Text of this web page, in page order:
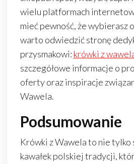
wielu platformach
mieć pewność, że wybierasz
warto odwiedzić stronę
przysmakowi: krówki z
szczegółowe informacje o
oferty oraz inspiracje
Wawela.
Podsumowanie
Krówki z Wawela to nie tylko
kawałek polskiej tradycji,